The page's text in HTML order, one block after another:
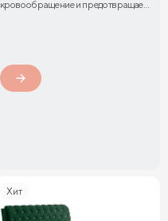
кровообращение и предотвращает
Хит